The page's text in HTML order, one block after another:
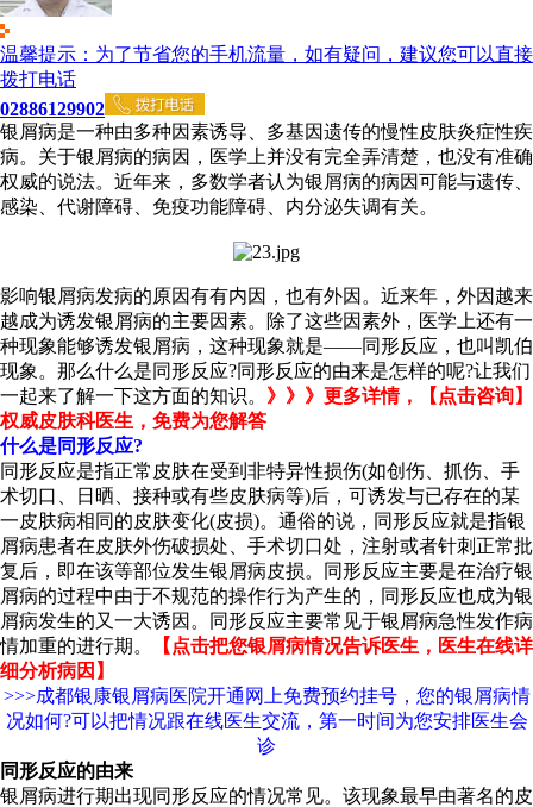
温馨提示：为了节省您的手机流量，如有疑问，建议您可以直接
拨打电话
02886129902
银屑病是一种由多种因素诱导、多基因遗传的慢性皮肤炎症性疾
病。关于银屑病的病因，医学上并没有完全弄清楚，也没有准确
权威的说法。近年来，多数学者认为银屑病的病因可能与遗传、
感染、代谢障碍、免疫功能障碍、内分泌失调有关。
影响银屑病发病的原因有有内因，也有外因。近来年，外因越来
越成为诱发银屑病的主要因素。除了这些因素外，医学上还有一
种现象能够诱发银屑病，这种现象就是——同形反应，也叫凯伯
现象。那么什么是同形反应?同形反应的由来是怎样的呢?让我们
一起来了解一下这方面的知识。 》》》更多详情，【点击咨询】
权威皮肤科医生，免费为您解答
什么是同形反应?
同形反应是指正常皮肤在受到非特异性损伤(如创伤、抓伤、手
术切口、日晒、接种或有些皮肤病等)后，可诱发与已存在的某
一皮肤病相同的皮肤变化(皮损)。通俗的说，同形反应就是指银
屑病患者在皮肤外伤破损处、手术切口处，注射或者针刺正常批
复后，即在该等部位发生银屑病皮损。同形反应主要是在治疗银
屑病的过程中由于不规范的操作行为产生的，同形反应也成为银
屑病发生的又一大诱因。同形反应主要常见于银屑病急性发作病
情加重的进行期。
【点击把您银屑病情况告诉医生，医生在线详
细分析病因】
>>>成都银康银屑病医院开通网上免费预约挂号，您的银屑病情
况如何?可以把情况跟在线医生交流，第一时间为您安排医生会
诊
同形反应的由来
银屑病进行期出现同形反应的情况常见。该现象最早由著名的皮